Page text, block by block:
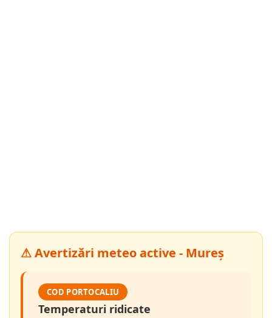
⚠ Avertizări meteo active - Mureș
COD PORTOCALIU
Temperaturi ridicate